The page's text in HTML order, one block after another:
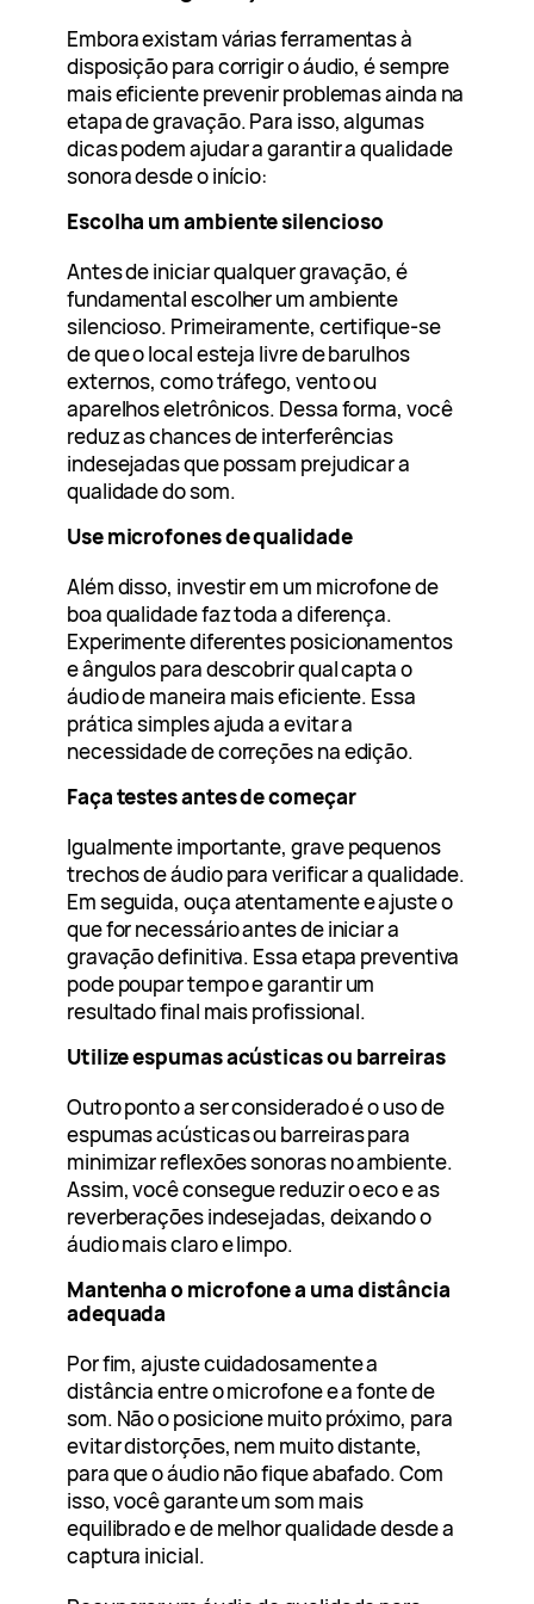
Embora existam várias ferramentas à
disposição para corrigir o áudio, é sempre
mais eficiente prevenir problemas ainda na
etapa de gravação. Para isso, algumas
dicas podem ajudar a garantir a qualidade
sonora desde o início:
Escolha um ambiente silencioso
Antes de iniciar qualquer gravação, é
fundamental escolher um ambiente
silencioso. Primeiramente, certifique-se
de que o local esteja livre de barulhos
externos, como tráfego, vento ou
aparelhos eletrônicos. Dessa forma, você
reduz as chances de interferências
indesejadas que possam prejudicar a
qualidade do som.
Use microfones de qualidade
Além disso, investir em um microfone de
boa qualidade faz toda a diferença.
Experimente diferentes posicionamentos
e ângulos para descobrir qual capta o
áudio de maneira mais eficiente. Essa
prática simples ajuda a evitar a
necessidade de correções na edição.
Faça testes antes de começar
Igualmente importante, grave pequenos
trechos de áudio para verificar a qualidade.
Em seguida, ouça atentamente e ajuste o
que for necessário antes de iniciar a
gravação definitiva. Essa etapa preventiva
pode poupar tempo e garantir um
resultado final mais profissional.
Utilize espumas acústicas ou barreiras
Outro ponto a ser considerado é o uso de
espumas acústicas ou barreiras para
minimizar reflexões sonoras no ambiente.
Assim, você consegue reduzir o eco e as
reverberações indesejadas, deixando o
áudio mais claro e limpo.
Mantenha o microfone a uma distância
adequada
Por fim, ajuste cuidadosamente a
distância entre o microfone e a fonte de
som. Não o posicione muito próximo, para
evitar distorções, nem muito distante,
para que o áudio não fique abafado. Com
isso, você garante um som mais
equilibrado e de melhor qualidade desde a
captura inicial.